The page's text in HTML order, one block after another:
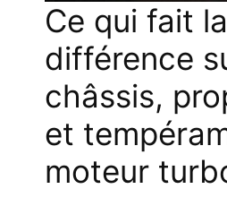
Ce qui fait la
différence
châssis,
et
moteur